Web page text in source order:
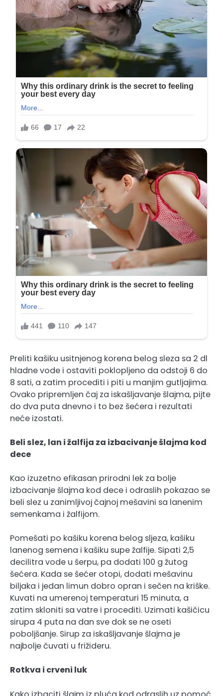
Preliti kašiku usitnjenog korena belog sleza sa 2 dl
hladne vode i ostaviti poklopljeno da odstoji 6 do
8 sati, a zatim procediti i piti u manjim gutljajima.
Ovako pripremljen čaj za iskašljavanje šlajma, pijte
do dva puta dnevno i to bez šećera i rezultati
neće izostati.
Beli slez, lan i žalfija za izbacivanje šlajma kod
dece
Kao izuzetno efikasan prirodni lek za bolje
izbacivanje šlajma kod dece i odraslih pokazao se
beli slez u zanimljivoj čajnoj mešavini sa lanenim
semenkama i žalfijom.
Pomešati po kašiku korena belog sljeza, kašiku
lanenog semena i kašiku supe žalfije. Sipati 2,5
decilitra vode u šerpu, pa dodati 100 g žutog
šećera. Kada se šećer otopi, dodati mešavinu
biljaka i jedan limun dobro opran i sečen na kriške.
Kuvati na umerenoj temperaturi 15 minuta, a
zatim skloniti sa vatre i procediti. Uzimati kašičicu
sirupa 4 puta na dan sve dok se ne oseti
poboljšanje. Sirup za iskašljavanje šlajma je
najbolje čuvati u frižideru.
Rotkva i crveni luk